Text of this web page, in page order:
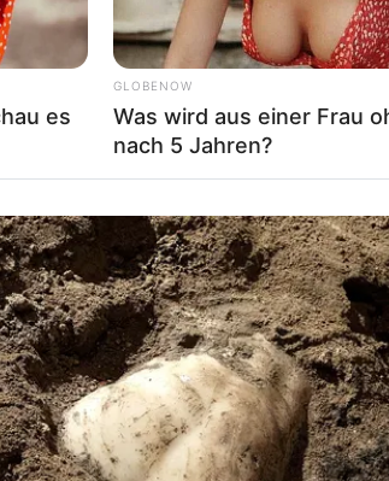
es
GLOBENOW
Was wird aus einer Frau
nach 5 Jahren?